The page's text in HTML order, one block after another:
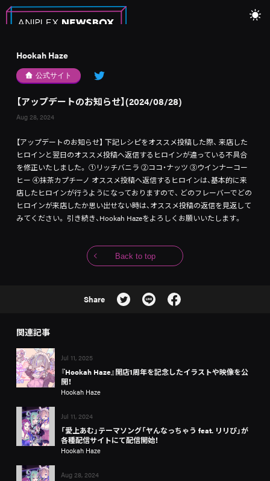
Hookah Haze
公式サイト
【アップデートのお知らせ】(2024/08/28)
Aug 28, 2024
【アップデートのお知らせ】 下記レシピをオススメ投稿した際、 来店した
ヒロインと翌日のオススメ投稿へ返信するヒロインが違っている不具合
を修正いたしました。 ①リッチバニラ ②ココ・ナッツ ③ウインナーコー
ヒー ④抹茶カプチーノ オススメ投稿へ返信するヒロインは、基本的に来
店したヒロインが行うようになっておりますので、 どのフレーバーでどの
ヒロインが来店したか思い出せない時は、オススメ投稿の返信を見返して
みてください。 引き続き、Hookah Hazeをよろしくお願いいたします。
Back to top
Share
関連記事
Jul 11, 2025
『Hookah Haze』開店1周年を記念したイラストや映像を公
開！
Hookah Haze
Jul 11, 2024
「愛上あむ」テーマソング「ヤんなっちゃう feat. リリぴ」が
各種配信サイトにて配信開始！
Hookah Haze
Aug 28, 2024